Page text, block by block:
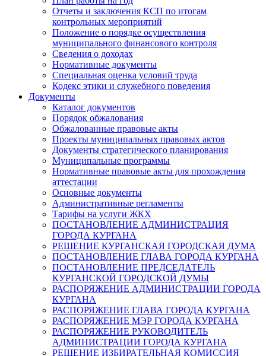
Отчеты и заключения КСП по итогам
контрольных мероприятий
Положение о порядке осуществления
муниципального финансового контроля
Сведения о доходах
Нормативные документы
Специальная оценка условий труда
Кодекс этики и служебного поведения
Документы
Каталог документов
Порядок обжалования
Обжалованные правовые акты
Проекты муниципальных правовых актов
Документы стратегического планирования
Муниципальные программы
Нормативные правовые акты для прохождения
аттестации
Основные документы
Административные регламенты
Тарифы на услуги ЖКХ
ПОСТАНОВЛЕНИЕ АДМИНИСТРАЦИЯ
ГОРОДА КУРГАНА
РЕШЕНИЕ КУРГАНСКАЯ ГОРОДСКАЯ ДУМА
ПОСТАНОВЛЕНИЕ ГЛАВА ГОРОДА КУРГАНА
ПОСТАНОВЛЕНИЕ ПРЕДСЕДАТЕЛЬ
КУРГАНСКОЙ ГОРОДСКОЙ ДУМЫ
РАСПОРЯЖЕНИЕ АДМИНИСТРАЦИИ ГОРОДА
КУРГАНА
РАСПОРЯЖЕНИЕ ГЛАВА ГОРОДА КУРГАНА
РАСПОРЯЖЕНИЕ МЭР ГОРОДА КУРГАНА
РАСПОРЯЖЕНИЕ РУКОВОДИТЕЛЬ
АДМИНИСТРАЦИИ ГОРОДА КУРГАНА
РЕШЕНИЕ ИЗБИРАТЕЛЬНАЯ КОМИССИЯ